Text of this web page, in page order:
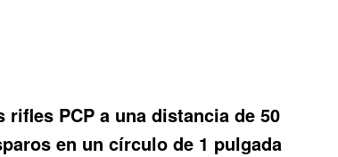
PCP a una distancia de 50
en un círculo de 1 pulgada